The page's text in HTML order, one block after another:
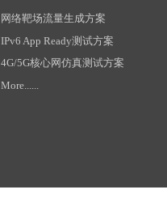
4G/5G核心网仿真测试方案
网络靶场流量生成方案
IPv6 App Ready测试方案
More......